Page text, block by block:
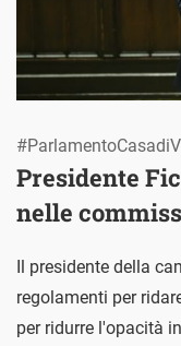
Presidente
nelle
Il presidente della
regolamenti per
per ridurre l'opacità